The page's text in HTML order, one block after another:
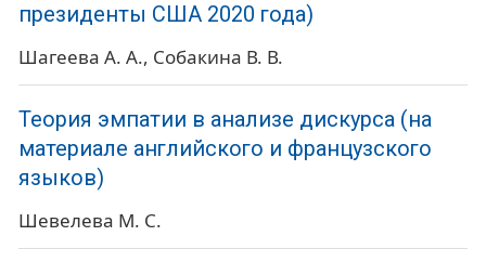
президенты США 2020 года)
Шагеева А. А. Собакина В. В.
Теория эмпатии в анализе дискурса (на
материале английского и французского
языков)
Шевелева М. С.